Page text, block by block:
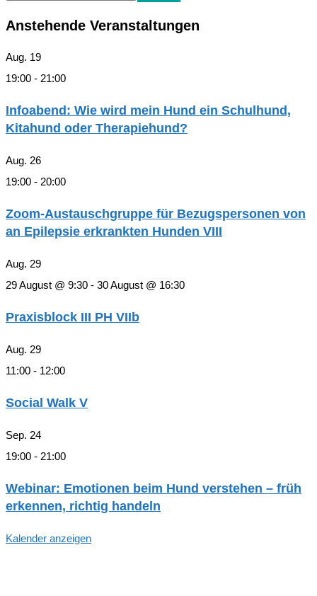
Anstehende Veranstaltungen
Aug. 19
19:00 - 21:00
Infoabend: Wie wird mein Hund ein Schulhund,
Kitahund oder Therapiehund?
Aug. 26
19:00 - 20:00
Zoom-Austauschgruppe für Bezugspersonen von
an Epilepsie erkrankten Hunden VIII
Aug. 29
29 August @ 9:30 - 30 August @ 16:30
Praxisblock III PH VIIb
Aug. 29
11:00 - 12:00
Social Walk V
Sep. 24
19:00 - 21:00
Webinar: Emotionen beim Hund verstehen – früh
erkennen, richtig handeln
Kalender anzeigen